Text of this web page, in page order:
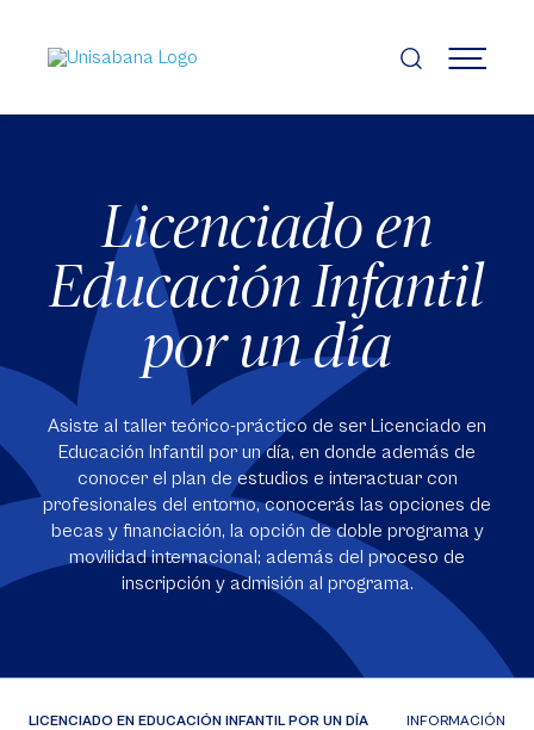
contenido
principal
MENÚ
Licenciado en
Educación Infantil
por un día
Asiste al taller teórico-práctico de ser Licenciado en
Educación Infantil por un día, en donde además de
conocer el plan de estudios e interactuar con
profesionales del entorno, conocerás las opciones de
becas y financiación, la opción de doble programa y
movilidad internacional; además del proceso de
inscripción y admisión al programa.
LICENCIADO EN EDUCACIÓN INFANTIL POR UN DÍA INFORMACIÓN